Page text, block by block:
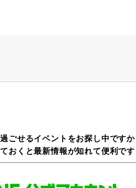
ごせるイベントをお探し中ですか
おくと最新情報が知れて便利です